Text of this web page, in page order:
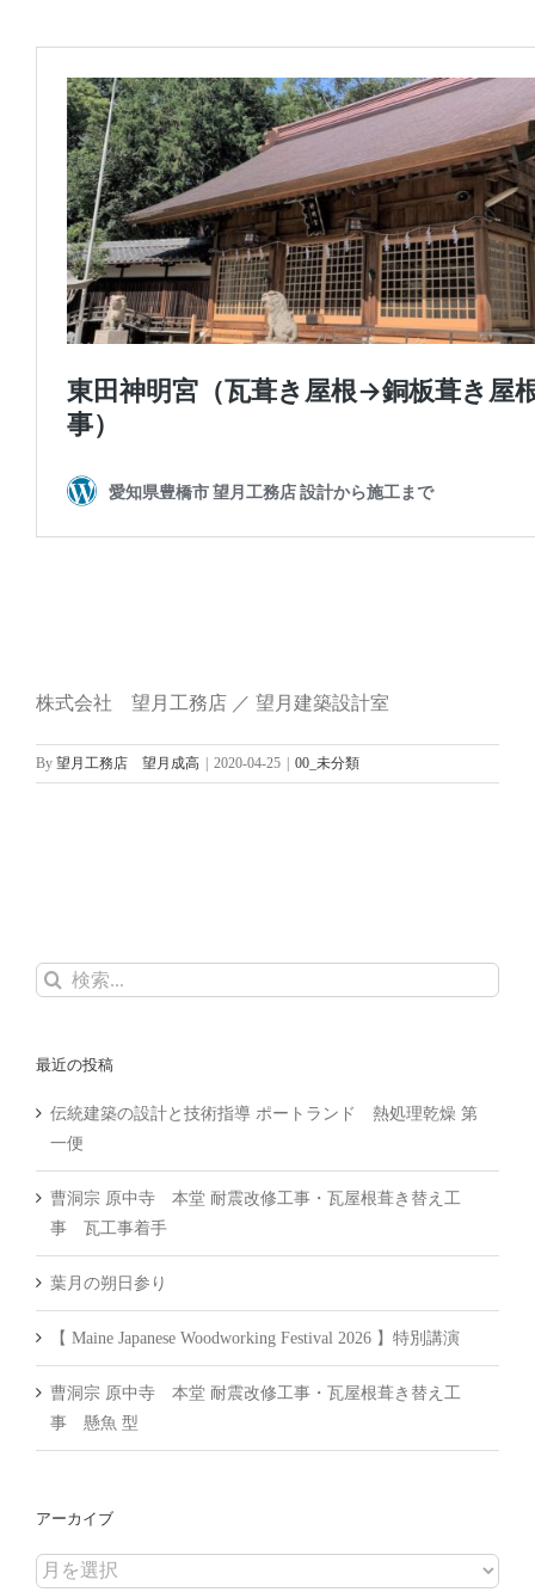
株式会社 望月工務店 ／ 望月建築設計室
By 望月工務店 望月成高 2020-04-25 00_未分類
検
最近の投稿
伝統建築の設計と技術指導 ポートランド 熱処理乾燥 第
一便
曹洞宗 原中寺 本堂 耐震改修工事・瓦屋根葺き替え工
事 瓦工事着手
葉月の朔日参り
【 Maine Japanese Woodworking Festival 2026 】特別講演
曹洞宗 原中寺 本堂 耐震改修工事・瓦屋根葺き替え工
事 懸魚 型
アーカイブ
ア